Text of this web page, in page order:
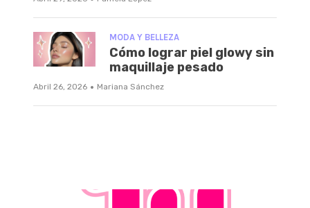
MODA Y BELLEZA
Cómo lograr piel glowy sin
maquillaje pesado
Abril 26, 2026 · Mariana Sánchez